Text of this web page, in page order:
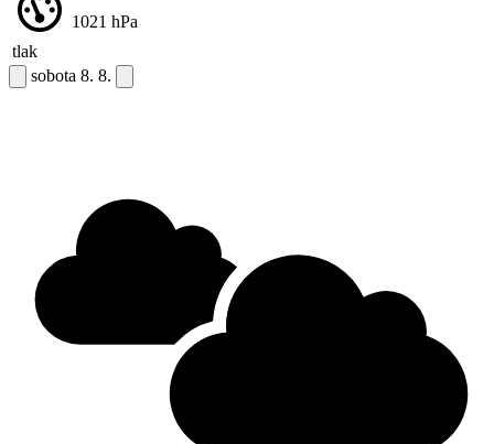
tlak
1021 hPa
sobota 8. 8.